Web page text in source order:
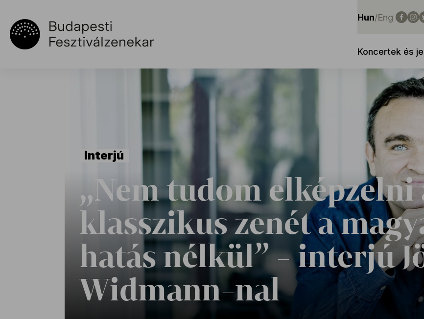
Hun/Eng
Koncertek és
Interjú
„Nem tudom elképzelni
klasszikus zenét a
hatás nélkül” - interjú
Widmann-nal